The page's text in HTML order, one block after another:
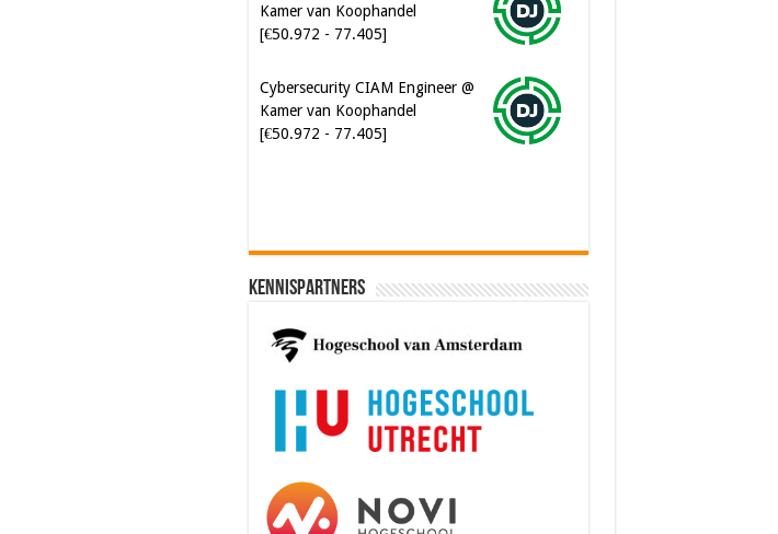
Kamer van Koophandel
[€50.972 - 77.405]
Cybersecurity CIAM Engineer @
Kamer van Koophandel
[€50.972 - 77.405]
Kennispartners